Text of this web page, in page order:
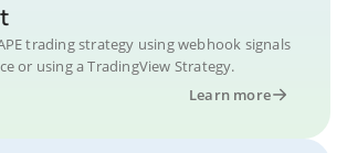
trading strategy using webhook signals
or using a TradingView Strategy.
Learn more